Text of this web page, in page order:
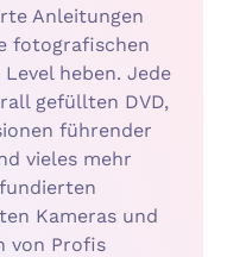
Anleitungen
fotografischen
heben. Jede
gefüllten DVD,
führender
vieles mehr
Kameras und
von Profis